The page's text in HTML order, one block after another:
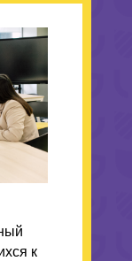
к